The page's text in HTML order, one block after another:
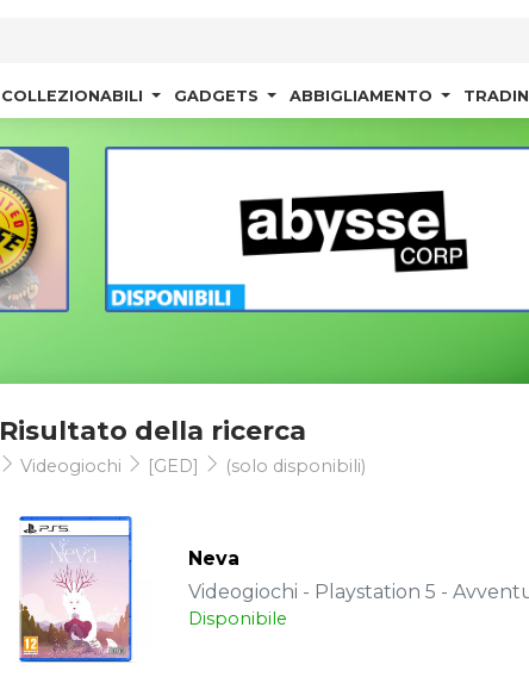
COLLEZIONABILI GADGETS ABBIGLIAMENTO
Risultato della ricerca
Videogiochi [GED] (solo disponibili)
Neva
Videogiochi - Playstation 5 -
Disponibile